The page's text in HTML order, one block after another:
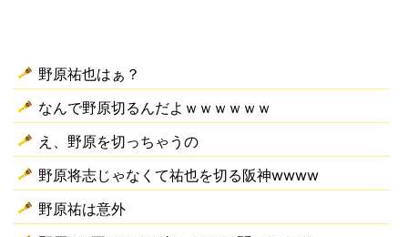
野原祐也はぁ？
なんで野原切るんだよｗｗｗｗｗｗ
え、野原を切っちゃうの
野原将志じゃなくて祐也を切る阪神wwww
野原祐は意外